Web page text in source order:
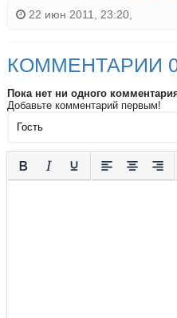
22 июн 2011, 23:20,
КОММЕНТАРИИ
Пока нет ни одного
Добавьте комментарий первым!